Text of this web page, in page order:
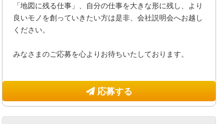
「地図に残る仕事」、自分の仕事を大きな形に残し、より
良いモノを創っていきたい方は是非、会社説明会へお越し
ください。
みなさまのご応募を心よりお待ちいたしております。
応募する